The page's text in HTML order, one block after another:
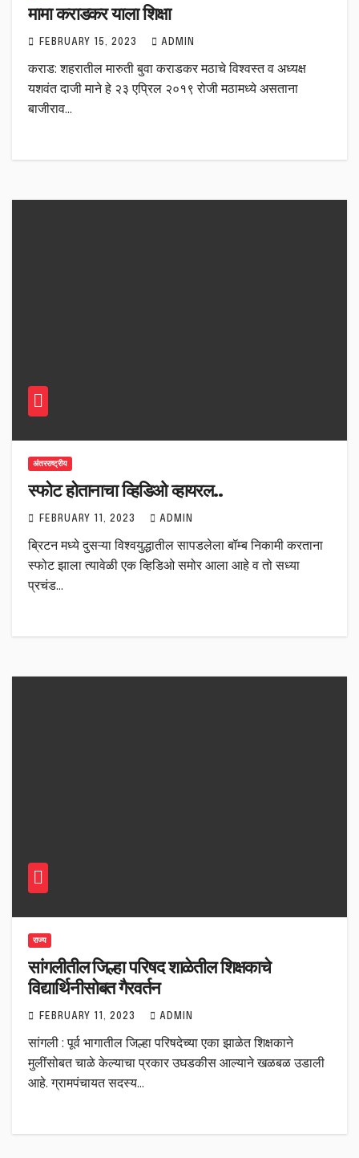
मामा कराडकर याला शिक्षा
FEBRUARY 15, 2023 ADMIN
कराड: शहरातील मारुती बुवा कराडकर मठाचे विश्वस्त व अध्यक्ष
यशवंत दाजी माने हे २३ एप्रिल २०१९ रोजी मठामध्ये असताना
बाजीराव…
अंतरराष्ट्रीय
स्फोट होतानाचा व्हिडिओ व्हायरल..
FEBRUARY 11, 2023 ADMIN
ब्रिटन मध्ये दुसऱ्या विश्वयुद्धातील सापडलेला बॉम्ब निकामी करताना
स्फोट झाला त्यावेळी एक व्हिडिओ समोर आला आहे व तो सध्या
प्रचंड…
राज्य
सांगलीतील जिल्हा परिषद शाळेतील शिक्षकाचे
विद्यार्थिनीसोबत गैरवर्तन
FEBRUARY 11, 2023 ADMIN
सांगली : पूर्व भागातील जिल्हा परिषदेच्या एका झाळेत शिक्षकाने
मुलींसोबत चाळे केल्याचा प्रकार उघडकीस आल्याने खळबळ उडाली
आहे. ग्रामपंचायत सदस्य…